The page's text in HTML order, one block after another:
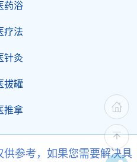
药浴
疗法
针灸
拔罐
推拿
供参考，如果您需要解决具